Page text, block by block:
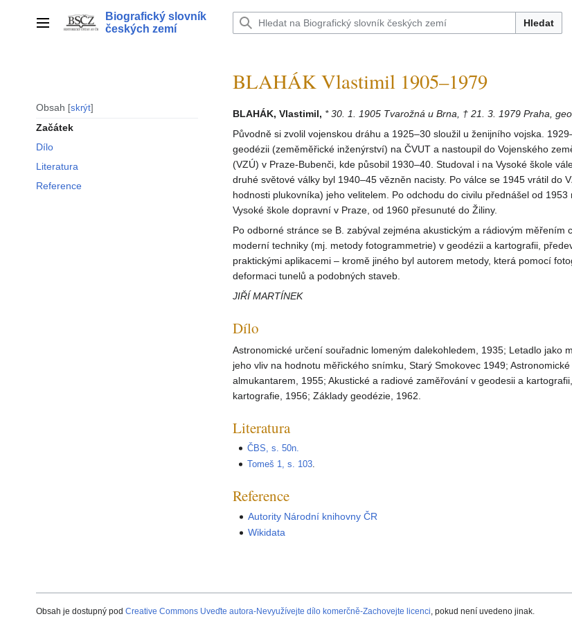
Hlavní menu
Biografický slovník
českých zemí
Hledat
Obsah skrýt
Začátek
Dílo
Literatura
Reference
BLAHÁK Vlastimil 1905–1979
BLAHÁK, Vlastimil, * 30. 1. 1905 Tvarožná u Brna, † 21. 3. 1979 Praha,
Původně si zvolil vojenskou dráhu a 1925–30 sloužil u ženijního vojska.
geodézii (zeměměřické inženýrství) na ČVUT a nastoupil do Vojenského
(VZÚ) v Praze-Bubenči, kde působil 1930–40. Studoval i na Vysoké škole
druhé světové války byl 1940–45 vězněn nacisty. Po válce se 1945 vrátil do
hodnosti plukovníka) jeho velitelem. Po odchodu do civilu přednášel od 1953
Vysoké škole dopravní v Praze, od 1960 přesunuté do Žiliny.
Po odborné stránce se B. zabýval zejména akustickým a rádiovým měřením
moderní techniky (mj. metody fotogrammetrie) v geodézii a kartografii,
praktickými aplikacemi – kromě jiného byl autorem metody, která pomocí
deformaci tunelů a podobných staveb.
JIŘÍ MARTÍNEK
Dílo
Astronomické určení souřadnic lomeným dalekohledem, 1935; Letadlo jako
jeho vliv na hodnotu měřického snímku, Starý Smokovec 1949;
almukantarem, 1955; Akustické a radiové zaměřování v geodesii a
kartografie, 1956; Základy geodézie, 1962.
Literatura
ČBS, s. 50n.
Tomeš 1, s. 103
Reference
Autority Národní knihovny ČR
Wikidata
Obsah je dostupný pod Creative Commons Uveďte autora-Nevyužívejte dílo komerčně-Zachovejte licenci , pokud není uvedeno jinak.